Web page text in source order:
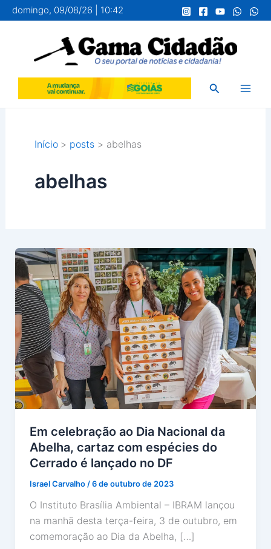
para
conteúdo
domingo, 09/08/26 | 10:42
Pesquisar
Início posts abelhas
abelhas
Em celebração ao Dia Nacional da
Abelha, cartaz com espécies do
Cerrado é lançado no DF
Israel Carvalho /6 de outubro de 2023
O Instituto Brasília Ambiental – IBRAM lançou
na manhã desta terça-feira, 3 de outubro, em
comemoração ao Dia da Abelha, […]